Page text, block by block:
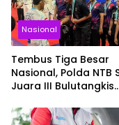
Nasional
Tembus Tiga Besar
Nasional, Polda NTB
Juara III Bulutangkis